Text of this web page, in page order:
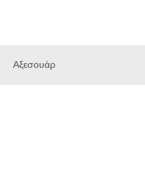
Αξεσουάρ